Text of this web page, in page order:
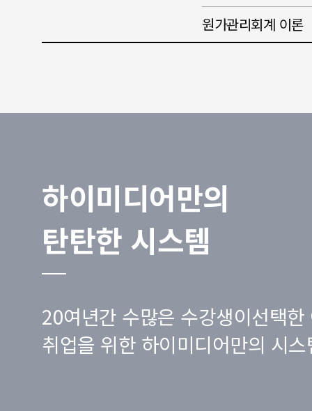
원가관리회계 이론
하이미디어만의
탄탄한 시스템
20여년간 수많은 수강생이선택한
취업을 위한 하이미디어만의 시